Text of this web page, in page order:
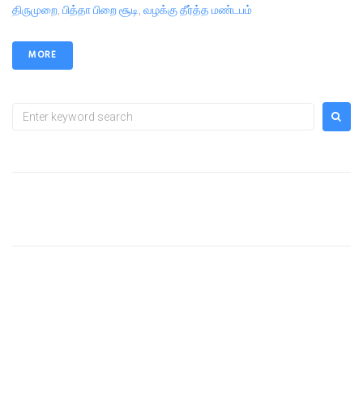
திருமுறை, பித்தா பிறை சூடி, வழக்கு தீர்த்த மண்டபம்
MORE